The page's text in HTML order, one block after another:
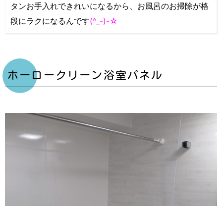
タンお手入れできれいになるから、お風呂のお掃除が格
段にラクになるんです(^_-)-☆
ホーロークリーン浴室パネル